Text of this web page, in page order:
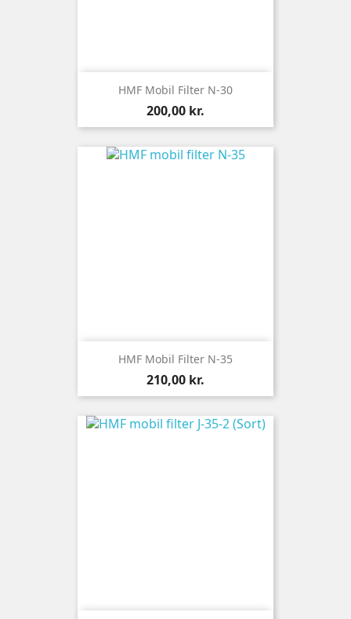
HMF Mobil Filter N-30
Pris
200,00 kr.
HMF Mobil Filter N-35
Pris
210,00 kr.